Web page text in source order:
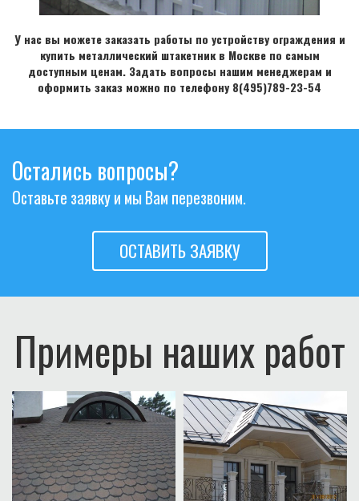
У нас вы можете заказать работы по устройству ограждения и
купить металлический штакетник в Москве по самым
доступным ценам. Задать вопросы нашим менеджерам и
оформить заказ можно по телефону 8(495)789-23-54
Остались вопросы?
Оставьте заявку и мы Вам перезвоним.
ОСТАВИТЬ ЗАЯВКУ
Примеры наших работ